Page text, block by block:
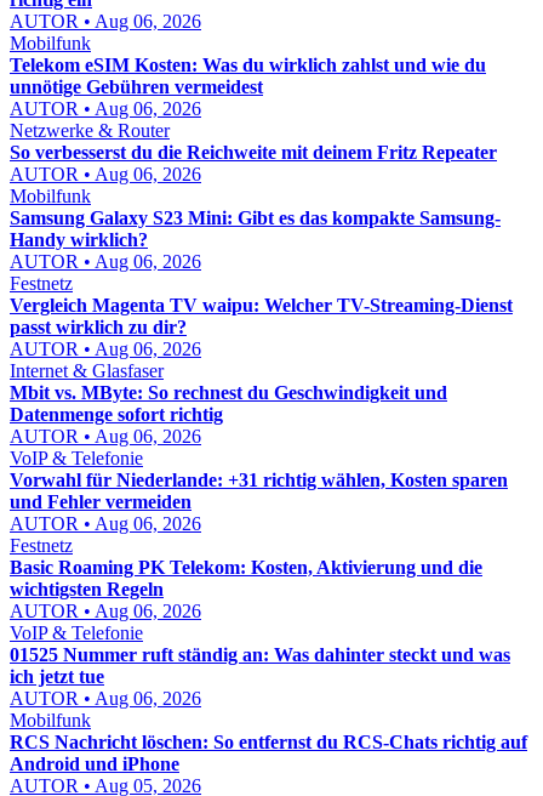
AUTOR • Aug 06, 2026
Mobilfunk
Telekom eSIM Kosten: Was du wirklich zahlst und wie du
unnötige Gebühren vermeidest
AUTOR • Aug 06, 2026
Netzwerke & Router
So verbesserst du die Reichweite mit deinem Fritz Repeater
AUTOR • Aug 06, 2026
Mobilfunk
Samsung Galaxy S23 Mini: Gibt es das kompakte Samsung-
Handy wirklich?
AUTOR • Aug 06, 2026
Festnetz
Vergleich Magenta TV waipu: Welcher TV-Streaming-Dienst
passt wirklich zu dir?
AUTOR • Aug 06, 2026
Internet & Glasfaser
Mbit vs. MByte: So rechnest du Geschwindigkeit und
Datenmenge sofort richtig
AUTOR • Aug 06, 2026
VoIP & Telefonie
Vorwahl für Niederlande: +31 richtig wählen, Kosten sparen
und Fehler vermeiden
AUTOR • Aug 06, 2026
Festnetz
Basic Roaming PK Telekom: Kosten, Aktivierung und die
wichtigsten Regeln
AUTOR • Aug 06, 2026
VoIP & Telefonie
01525 Nummer ruft ständig an: Was dahinter steckt und was
ich jetzt tue
AUTOR • Aug 06, 2026
Mobilfunk
RCS Nachricht löschen: So entfernst du RCS-Chats richtig auf
Android und iPhone
AUTOR • Aug 05, 2026